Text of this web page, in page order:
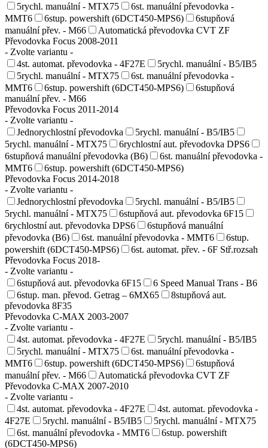
5rychl. manuální - MTX75
6st. manuální převodovka -
MMT6
6stup. powershift (6DCT450-MPS6)
6stupňová
manuální přev. - M66
Automatická převodovka CVT ZF
Převodovka Focus 2008-2011
- Zvolte variantu -
4st. automat. převodovka - 4F27E
5rychl. manuální - B5/IB5
5rychl. manuální - MTX75
6st. manuální převodovka -
MMT6
6stup. powershift (6DCT450-MPS6)
6stupňová
manuální přev. - M66
Převodovka Focus 2011-2014
- Zvolte variantu -
Jednorychlostní převodovka
5rychl. manuální - B5/IB5
5rychl. manuální - MTX75
6rychlostní aut. převodovka DPS6
6stupňová manuální převodovka (B6)
6st. manuální převodovka -
MMT6
6stup. powershift (6DCT450-MPS6)
Převodovka Focus 2014-2018
- Zvolte variantu -
Jednorychlostní převodovka
5rychl. manuální - B5/IB5
5rychl. manuální - MTX75
6stupňová aut. převodovka 6F15
6rychlostní aut. převodovka DPS6
6stupňová manuální
převodovka (B6)
6st. manuální převodovka - MMT6
6stup.
powershift (6DCT450-MPS6)
6st. automat. přev. - 6F Stř.rozsah
Převodovka Focus 2018-
- Zvolte variantu -
6stupňová aut. převodovka 6F15
6 Speed Manual Trans - B6
6stup. man. převod. Getrag – 6MX65
8stupňová aut.
převodovka 8F35
Převodovka C-MAX 2003-2007
- Zvolte variantu -
4st. automat. převodovka - 4F27E
5rychl. manuální - B5/IB5
5rychl. manuální - MTX75
6st. manuální převodovka -
MMT6
6stup. powershift (6DCT450-MPS6)
6stupňová
manuální přev. - M66
Automatická převodovka CVT ZF
Převodovka C-MAX 2007-2010
- Zvolte variantu -
4st. automat. převodovka - 4F27E
4st. automat. převodovka -
4F27E
5rychl. manuální - B5/IB5
5rychl. manuální - MTX75
6st. manuální převodovka - MMT6
6stup. powershift
(6DCT450-MPS6)